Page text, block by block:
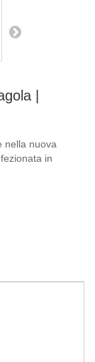
|
nella nuova
in